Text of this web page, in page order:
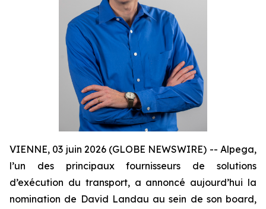
VIENNE, 03 juin 2026 (GLOBE NEWSWIRE) -- Alpega,
l’un des principaux fournisseurs de solutions
d’exécution du transport, a annoncé aujourd’hui la
nomination de David Landau au sein de son board,